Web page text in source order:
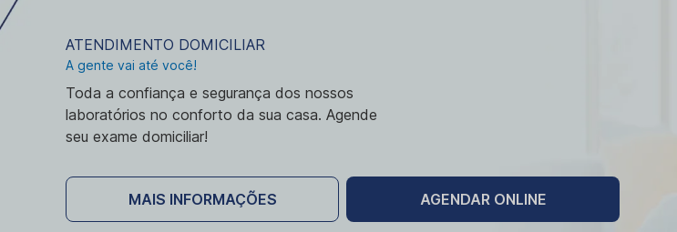
ATENDIMENTO DOMICILIAR
A gente vai até você!
Toda a confiança e segurança dos nossos
laboratórios no conforto da sua casa. Agende
seu exame domiciliar!
MAIS INFORMAÇÕES AGENDAR ONLINE